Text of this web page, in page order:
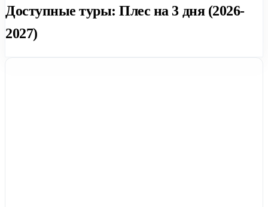
Доступные туры: Плес на 3 дня (2026-
2027)